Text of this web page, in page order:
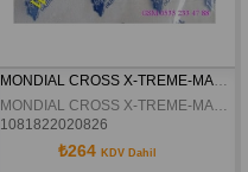
MONDIAL CROSS X-TREME-MAX GAZ KÜTÜGÜ ORJINAL
MONDIAL CROSS X-TREME-MAX GAZ KÜTÜGÜ ORJINAL
1081822020826
₺264 KDV Dahil